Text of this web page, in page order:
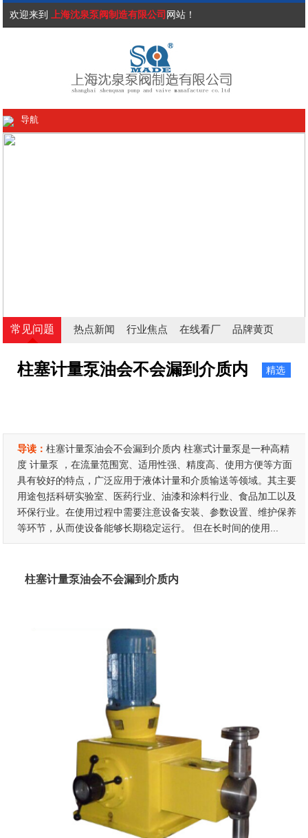
欢迎来到 上海沈泉泵阀制造有限公司 网站！
导航
常见问题 热点新闻 行业焦点 在线看厂 品牌黄页
柱塞计量泵油会不会漏到介质内 精选
导读：柱塞计量泵油会不会漏到介质内 柱塞式计量泵是一种高精
度 计量泵 ，在流量范围宽、适用性强、精度高、使用方便等方面
具有较好的特点，广泛应用于液体计量和介质输送等领域。其主要
用途包括科研实验室、医药行业、油漆和涂料行业、食品加工以及
环保行业。在使用过程中需要注意设备安装、参数设置、维护保养
等环节，从而使设备能够长期稳定运行。 但在长时间的使用...
柱塞计量泵油会不会漏到介质内